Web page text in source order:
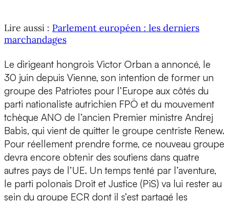
Lire aussi : Parlement européen : les derniers
marchandages
Le dirigeant hongrois Victor Orban a annoncé, le
30 juin depuis Vienne, son intention de former un
groupe des Patriotes pour l’Europe aux côtés du
parti nationaliste autrichien FPÖ et du mouvement
tchèque ANO de l’ancien Premier ministre Andrej
Babis, qui vient de quitter le groupe centriste Renew.
Pour réellement prendre forme, ce nouveau groupe
devra encore obtenir des soutiens dans quatre
autres pays de l’UE. Un temps tenté par l’aventure,
le parti polonais Droit et Justice (PiS) va lui rester au
sein du groupe ECR dont il s’est partagé les